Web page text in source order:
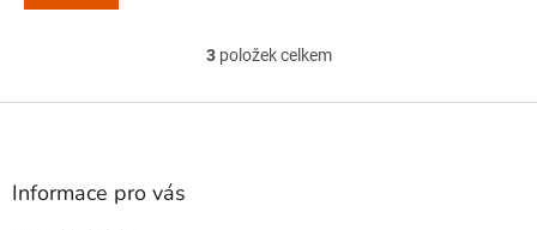
O
l
3položek celkem
Z
Informace pro vás